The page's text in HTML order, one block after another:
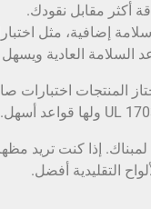
أكثر مقابل نقودك.
إضافية، مثل
السلامة العادية
إذا كنت تريد
التقليدية أفضل.